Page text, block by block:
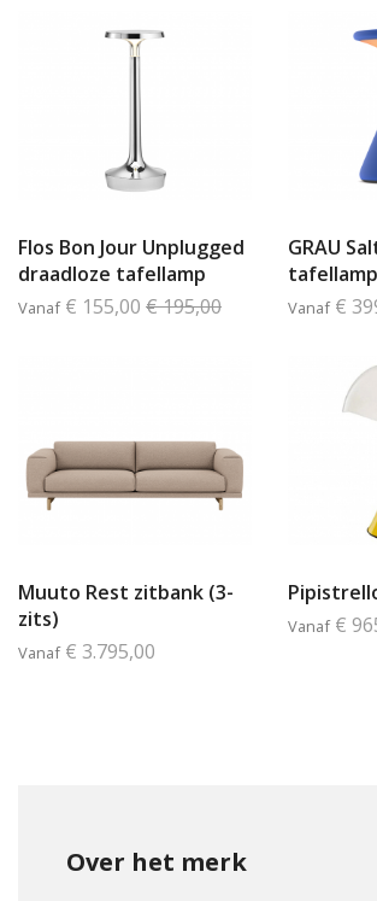
Flos Bon Jour Unplugged
draadloze tafellamp
Vanaf € 155,00 € 195,00
GRAU
Vanaf €
Muuto Rest zitbank (3-
zits)
Vanaf € 3.795,00
Vanaf €
Over het merk